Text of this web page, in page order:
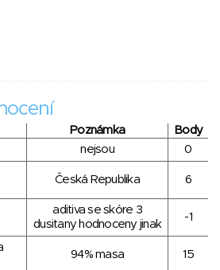
Poznámka
Body
nejsou
0
Česká Republika 6
aditiva se skóre 3
dusitany hodnoceny jinak
-1
94% masa 15